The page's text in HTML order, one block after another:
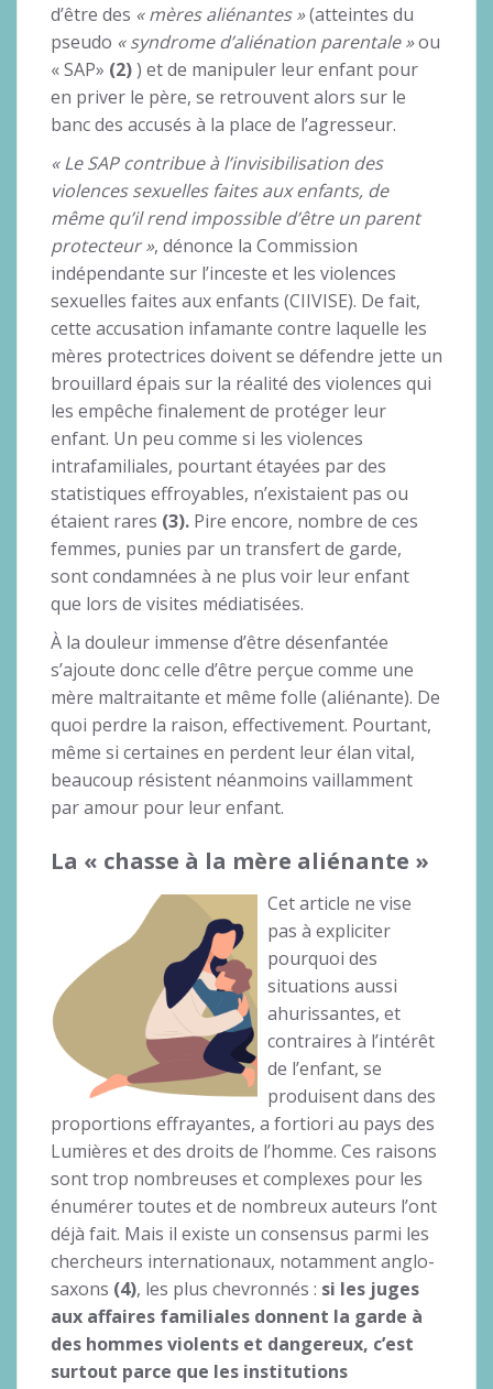
d’être des « mères aliénantes »(atteintes du
pseudo « syndrome d’aliénation parentale »ou
« SAP» (2)) et de manipuler leur enfant pour
en priver le père, se retrouvent alors sur le
banc des accusés à la place de l’agresseur.
« Le SAP contribue à l’invisibilisation des
violences sexuelles faites aux enfants, de
même qu’il rend impossible d’être un parent
protecteur », dénonce la Commission
indépendante sur l’inceste et les violences
sexuelles faites aux enfants (CIIVISE). De fait,
cette accusation infamante contre laquelle les
mères protectrices doivent se défendre jette un
brouillard épais sur la réalité des violences qui
les empêche finalement de protéger leur
enfant. Un peu comme si les violences
intrafamiliales, pourtant étayées par des
statistiques effroyables, n’existaient pas ou
étaient rares (3). Pire encore, nombre de ces
femmes, punies par un transfert de garde,
sont condamnées à ne plus voir leur enfant
que lors de visites médiatisées.
À la douleur immense d’être désenfantée
s’ajoute donc celle d’être perçue comme une
mère maltraitante et même folle (aliénante). De
quoi perdre la raison, effectivement. Pourtant,
même si certaines en perdent leur élan vital,
beaucoup résistent néanmoins vaillamment
par amour pour leur enfant.
La « chasse à la mère aliénante »
Cet article ne vise
pas à expliciter
pourquoi des
situations aussi
ahurissantes, et
contraires à l’intérêt
de l’enfant, se
produisent dans des
proportions effrayantes, a fortiori au pays des
Lumières et des droits de l’homme. Ces raisons
sont trop nombreuses et complexes pour les
énumérer toutes et de nombreux auteurs l’ont
déjà fait. Mais il existe un consensus parmi les
chercheurs internationaux, notamment anglo-
saxons (4), les plus chevronnés : si les juges
aux affaires familiales donnent la garde à
des hommes violents et dangereux, c’est
surtout parce que les institutions